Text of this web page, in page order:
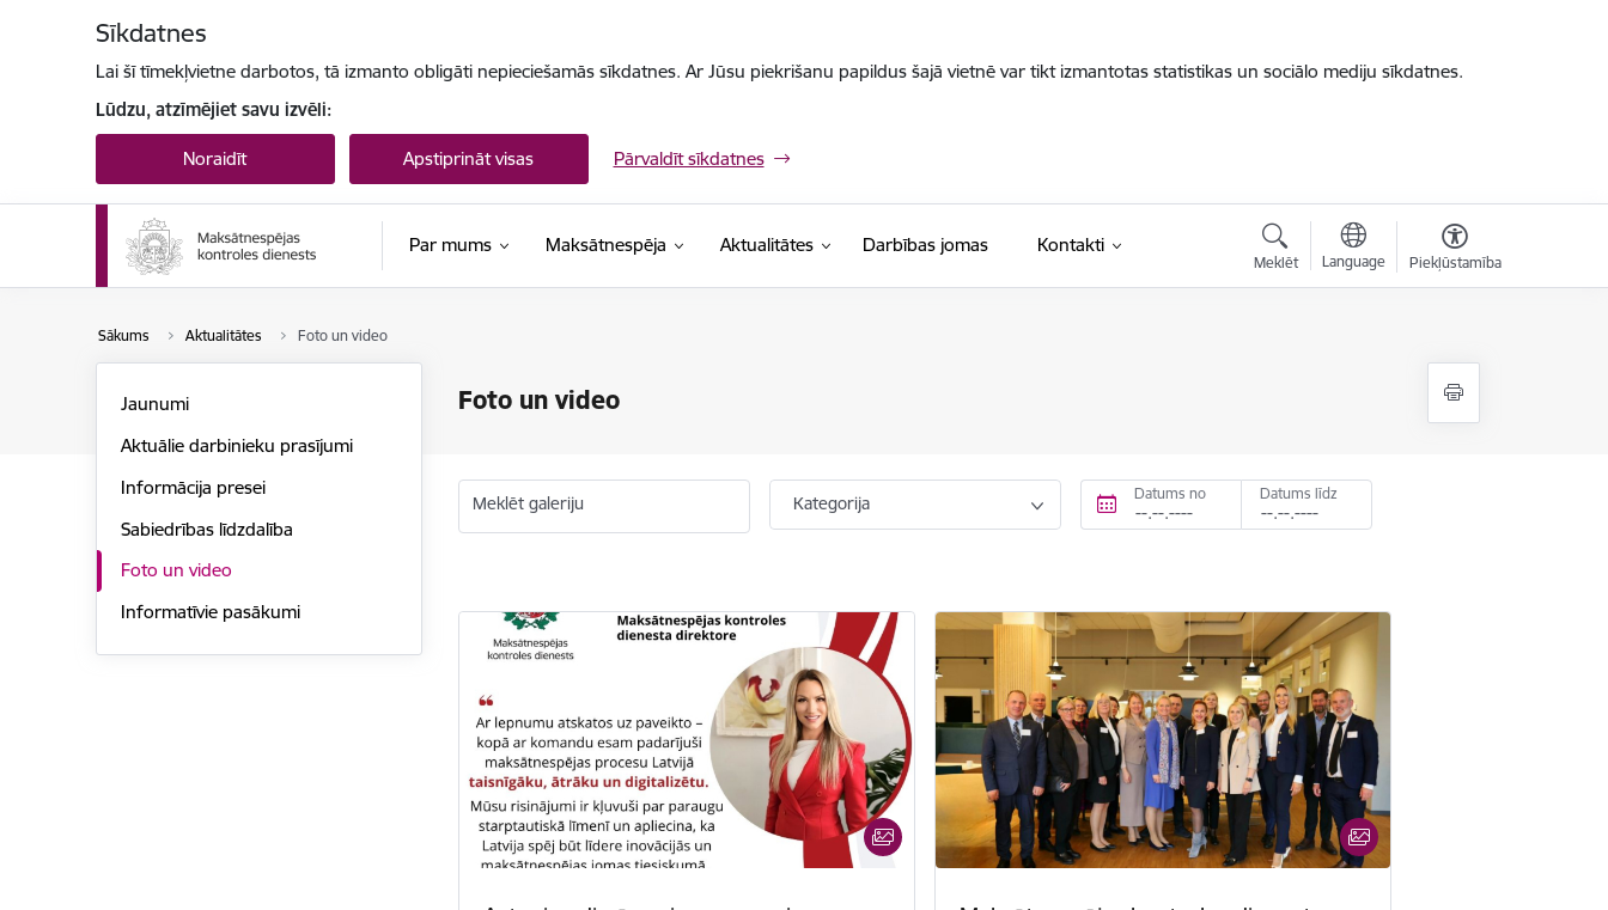
Sīkdatnes
Lai šī tīmekļvietne darbotos, tā izmanto obligāti nepieciešamās sīkdatnes. Ar Jūsu piekrišanu papildus šajā vietnē var tikt izmantotas statistikas un sociālo mediju sīkdatnes.
Lūdzu, atzīmējiet savu izvēli:
Noraidīt Apstiprināt visas Pārvaldīt sīkdatnes
Par mums Maksātnespēja Aktualitātes Darbības jomas Kontakti
Meklēt Language Piekļūstamība
Sākums Aktualitātes Foto un video
Foto un video
Jaunumi
Aktuālie darbinieku prasījumi
Informācija presei
Sabiedrības līdzdalība
Foto un video
Informatīvie pasākumi
Meklēt galeriju Kategorija Datums no Datums līdz